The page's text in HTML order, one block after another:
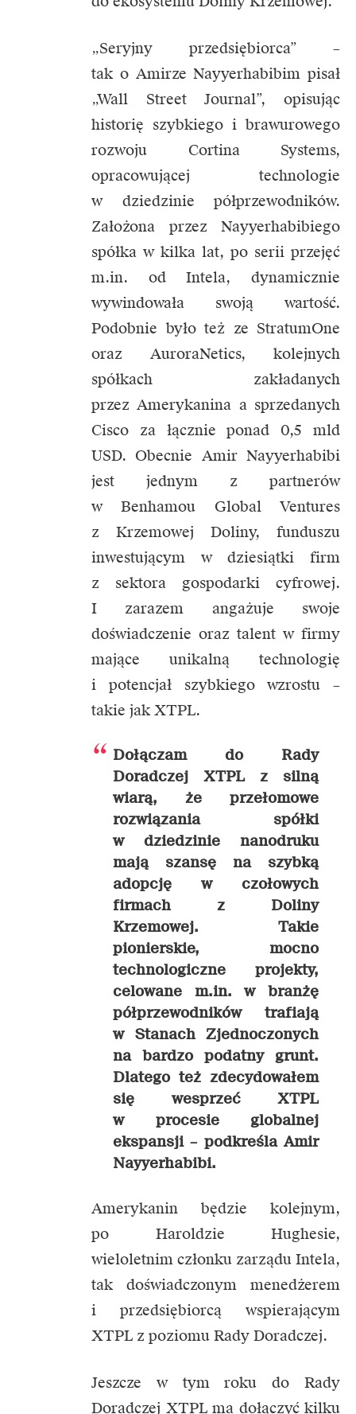
„Seryjny przedsiębiorca” –
tak o Amirze Nayyerhabibim pisał
„Wall Street Journal”, opisując
historię szybkiego i brawurowego
rozwoju Cortina Systems,
opracowującej technologie
w dziedzinie półprzewodników.
Założona przez Nayyerhabibiego
spółka w kilka lat, po serii przejęć
m.in. od Intela, dynamicznie
wywindowała swoją wartość.
Podobnie było też ze StratumOne
oraz AuroraNetics, kolejnych
spółkach zakładanych
przez Amerykanina a sprzedanych
Cisco za łącznie ponad 0,5 mld
USD. Obecnie Amir Nayyerhabibi
jest jednym z partnerów
w Benhamou Global Ventures
z Krzemowej Doliny, funduszu
inwestującym w dziesiątki firm
z sektora gospodarki cyfrowej.
I zarazem angażuje swoje
doświadczenie oraz talent w firmy
mające unikalną technologię
i potencjał szybkiego wzrostu –
takie jak XTPL.
Dołączam do Rady
Doradczej XTPL z silną
wiarą, że przełomowe
rozwiązania spółki
w dziedzinie nanodruku
mają szansę na szybką
adopcję w czołowych
firmach z Doliny
Krzemowej. Takie
pionierskie, mocno
technologiczne projekty,
celowane m.in. w branżę
półprzewodników trafiają
w Stanach Zjednoczonych
na bardzo podatny grunt.
Dlatego też zdecydowałem
się wesprzeć XTPL
w procesie globalnej
ekspansji – podkreśla Amir
Nayyerhabibi.
Amerykanin będzie kolejnym,
po Haroldzie Hughesie,
wieloletnim członku zarządu Intela,
tak doświadczonym menedżerem
i przedsiębiorcą wspierającym
XTPL z poziomu Rady Doradczej.
Jeszcze w tym roku do Rady
Doradczej XTPL ma dołączyć kilku